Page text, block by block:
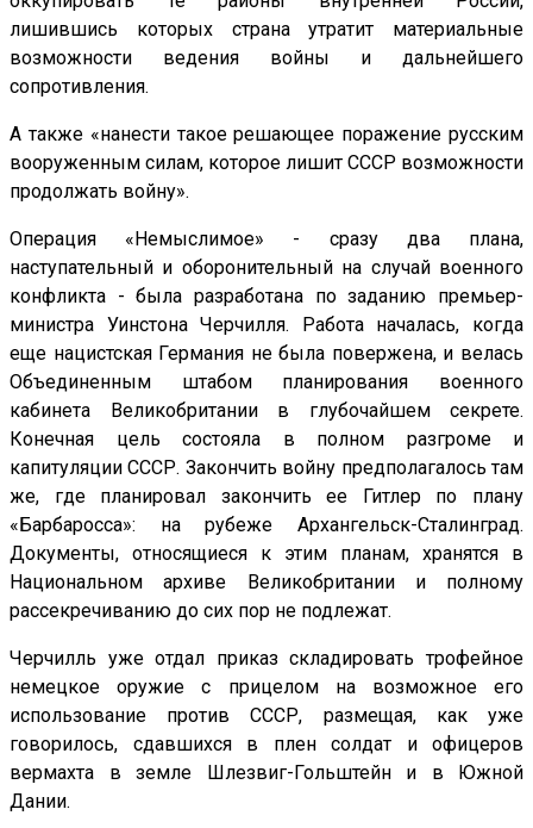
лишившись которых страна утратит материальные
возможности ведения войны и дальнейшего
сопротивления.
А также «нанести такое решающее поражение русским
вооруженным силам, которое лишит СССР возможности
продолжать войну».
Операция «Немыслимое» - сразу два плана,
наступательный и оборонительный на случай военного
конфликта - была разработана по заданию премьер-
министра Уинстона Черчилля. Работа началась, когда
еще нацистская Германия не была повержена, и велась
Объединенным штабом планирования военного
кабинета Великобритании в глубочайшем секрете.
Конечная цель состояла в полном разгроме и
капитуляции СССР. Закончить войну предполагалось там
же, где планировал закончить ее Гитлер по плану
«Барбаросса»: на рубеже Архангельск-Сталинград.
Документы, относящиеся к этим планам, хранятся в
Национальном архиве Великобритании и полному
рассекречиванию до сих пор не подлежат.
Черчилль уже отдал приказ складировать трофейное
немецкое оружие с прицелом на возможное его
использование против СССР, размещая, как уже
говорилось, сдавшихся в плен солдат и офицеров
вермахта в земле Шлезвиг-Гольштейн и в Южной
Дании.